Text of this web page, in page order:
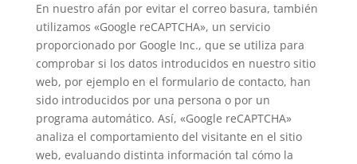
En nuestro afán por evitar el correo basura, también
utilizamos «Google reCAPTCHA», un servicio
proporcionado por Google Inc., que se utiliza para
comprobar si los datos introducidos en nuestro sitio
web, por ejemplo en el formulario de contacto, han
sido introducidos por una persona o por un
programa automático. Así, «Google reCAPTCHA»
analiza el comportamiento del visitante en el sitio
web, evaluando distinta información tal cómo la